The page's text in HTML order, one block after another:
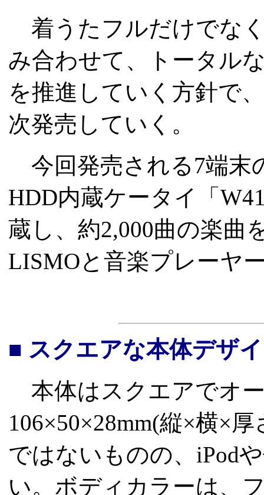
着うたフルだけでな
み合わせて、トータル
を推進していく方針で
次発売していく。
今回発売される7端末
HDD内蔵ケータイ「
蔵し、約2,000曲の楽曲
LISMOと音楽プレーヤ
■ スクエアな本体デザ
本体はスクエアでオ
106×50×28mm(縦×横×
ではないものの、iPod
い。ボディカラーは、